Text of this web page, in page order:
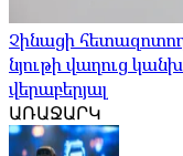
Չինացի
նյութի վաղուց
վերաբերյալ
ԱՌԱՋԱՐԿ